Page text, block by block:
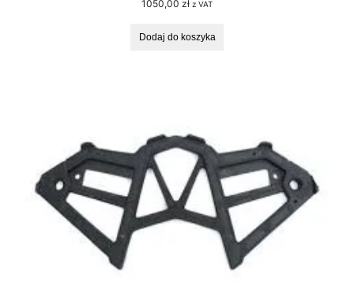
1050,00 zł z VAT
Dodaj do koszyka